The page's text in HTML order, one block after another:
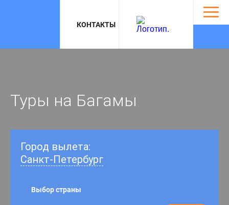
КОНТАКТЫ
Туры на Багамы
Город вылета:
Санкт-Петербург
Выбор страны